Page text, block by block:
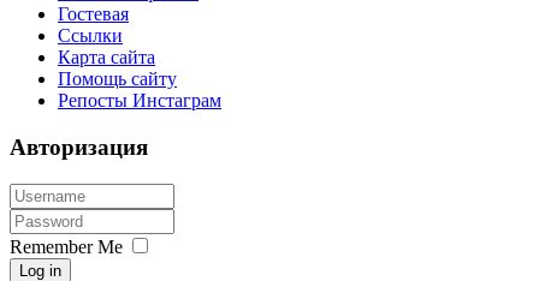
Гостевая
Ссылки
Карта сайта
Помощь сайту
Репосты Инстаграм
Авторизация
Remember Me
Log in